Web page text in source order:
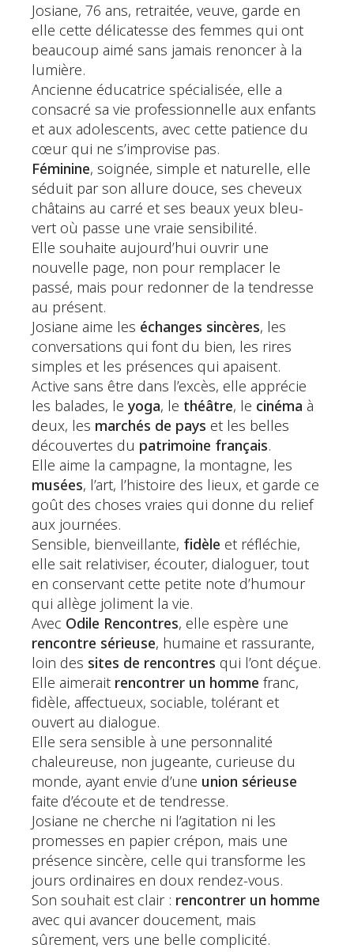
Josiane, 76 ans, retraitée, veuve, garde en
elle cette délicatesse des femmes qui ont
beaucoup aimé sans jamais renoncer à la
lumière.
Ancienne éducatrice spécialisée, elle a
consacré sa vie professionnelle aux enfants
et aux adolescents, avec cette patience du
cœur qui ne s’improvise pas.
Féminine, soignée, simple et naturelle, elle
séduit par son allure douce, ses cheveux
châtains au carré et ses beaux yeux bleu-
vert où passe une vraie sensibilité.
Elle souhaite aujourd’hui ouvrir une
nouvelle page, non pour remplacer le
passé, mais pour redonner de la tendresse
au présent.
Josiane aime les échanges sincères, les
conversations qui font du bien, les rires
simples et les présences qui apaisent.
Active sans être dans l’excès, elle apprécie
les balades, leyoga, le théâtre, le cinéma à
deux, les marchés de pays et les belles
découvertes du patrimoine français.
Elle aime la campagne, la montagne, les
musées, l’art, l’histoire des lieux, et garde ce
goût des choses vraies qui donne du relief
aux journées.
Sensible, bienveillante, fidèle et réfléchie,
elle sait relativiser, écouter, dialoguer, tout
en conservant cette petite note d’humour
qui allège joliment la vie.
Avec Odile Rencontres, elle espère une
rencontre sérieuse, humaine et rassurante,
loin des sites de rencontres qui l’ont déçue.
Elle aimerait rencontrer un homme franc,
fidèle, affectueux, sociable, tolérant et
ouvert au dialogue.
Elle sera sensible à une personnalité
chaleureuse, non jugeante, curieuse du
monde, ayant envie d’une union sérieuse
faite d’écoute et de tendresse.
Josiane ne cherche ni l’agitation ni les
promesses en papier crépon, mais une
présence sincère, celle qui transforme les
jours ordinaires en doux rendez-vous.
Son souhait est clair : rencontrer un homme
avec qui avancer doucement, mais
sûrement, vers une belle complicité.